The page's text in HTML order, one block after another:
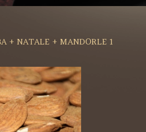
+ NATALE + MANDORLE 1